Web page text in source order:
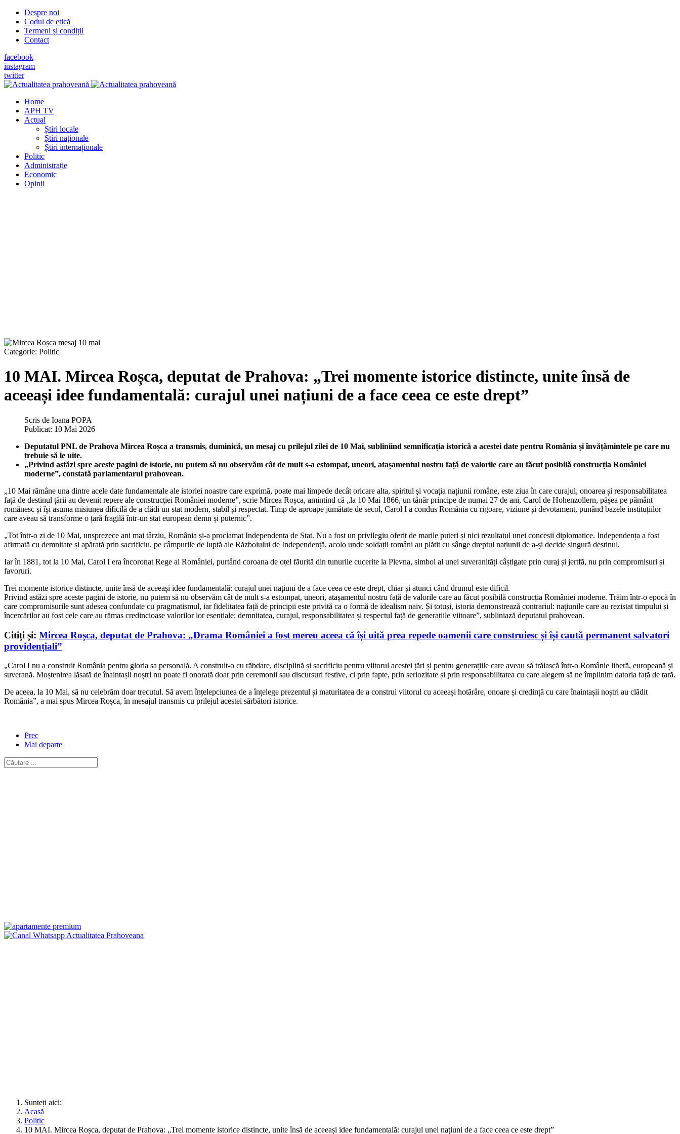
Despre noi
Codul de etică
Termeni și condiții
Contact
facebook
instagram
twitter
Home
APH TV
Actual
Știri locale
Știri naționale
Știri internaționale
Politic
Administrație
Economic
Opinii
Categorie: Politic
10 MAI. Mircea Roșca, deputat de Prahova: „Trei momente istorice distincte, unite însă de
aceeași idee fundamentală: curajul unei națiuni de a face ceea ce este drept”
Scris de Ioana POPA
Publicat: 10 Mai 2026
Deputatul PNL de Prahova Mircea Roșca a transmis, duminică, un mesaj cu prilejul zilei de 10 Mai, subliniind semnificația istorică a acestei date pentru România și învățămintele pe care nu
trebuie să le uite.
„Privind astăzi spre aceste pagini de istorie, nu putem să nu observăm cât de mult s-a estompat, uneori, atașamentul nostru față de valorile care au făcut posibilă construcția României
moderne”, constată parlamentarul prahovean.
„10 Mai rămâne una dintre acele date fundamentale ale istoriei noastre care exprimă, poate mai limpede decât oricare alta, spiritul și vocația națiunii române, este ziua în care curajul, onoarea și responsabilitatea
față de destinul țării au devenit repere ale construcției României moderne”, scrie Mircea Roșca, amintind că „la 10 Mai 1866, un tânăr principe de numai 27 de ani, Carol de Hohenzollern, pășea pe pământ
românesc și își asuma misiunea dificilă de a clădi un stat modern, stabil și respectat. Timp de aproape jumătate de secol, Carol I a condus România cu rigoare, viziune și devotament, punând bazele instituțiilor
care aveau să transforme o țară fragilă într-un stat european demn și puternic”.
„Tot într-o zi de 10 Mai, unsprezece ani mai târziu, România și-a proclamat Independența de Stat. Nu a fost un privilegiu oferit de marile puteri și nici rezultatul unei concesii diplomatice. Independența a fost
afirmată cu demnitate și apărată prin sacrificiu, pe câmpurile de luptă ale Războiului de Independență, acolo unde soldații români au plătit cu sânge dreptul națiunii de a-și decide singură destinul.
Iar în 1881, tot la 10 Mai, Carol I era încoronat Rege al României, purtând coroana de oțel făurită din tunurile cucerite la Plevna, simbol al unei suveranități câștigate prin curaj și jertfă, nu prin compromisuri și
favoruri.
Trei momente istorice distincte, unite însă de aceeași idee fundamentală: curajul unei națiuni de a face ceea ce este drept, chiar și atunci când drumul este dificil.
Privind astăzi spre aceste pagini de istorie, nu putem să nu observăm cât de mult s-a estompat, uneori, atașamentul nostru față de valorile care au făcut posibilă construcția României moderne. Trăim într-o epocă în
care compromisurile sunt adesea confundate cu pragmatismul, iar fidelitatea față de principii este privită ca o formă de idealism naiv. Și totuși, istoria demonstrează contrariul: națiunile care au rezistat timpului și
încercărilor au fost cele care au rămas credincioase valorilor lor esențiale: demnitatea, curajul, responsabilitatea și respectul față de generațiile viitoare”, subliniază deputatul prahovean.
Citiți și: Mircea Roșca, deputat de Prahova: „Drama României a fost mereu aceea că își uită prea repede oamenii care construiesc și își caută permanent salvatori
providențiali”
„Carol I nu a construit România pentru gloria sa personală. A construit-o cu răbdare, disciplină și sacrificiu pentru viitorul acestei țări și pentru generațiile care aveau să trăiască într-o Românie liberă, europeană și
suverană. Moștenirea lăsată de înaintașii noștri nu poate fi onorată doar prin ceremonii sau discursuri festive, ci prin fapte, prin seriozitate și prin responsabilitatea cu care alegem să ne împlinim datoria față de țară.
De aceea, la 10 Mai, să nu celebrăm doar trecutul. Să avem înțelepciunea de a înțelege prezentul și maturitatea de a construi viitorul cu aceeași hotărâre, onoare și credință cu care înaintașii noștri au clădit
România”, a mai spus Mircea Roșca, în mesajul transmis cu prilejul acestei sărbători istorice.
Prec
Mai departe
Sunteți aici:
Acasă
Politic
10 MAI. Mircea Roșca, deputat de Prahova: „Trei momente istorice distincte, unite însă de aceeași idee fundamentală: curajul unei națiuni de a face ceea ce este drept”